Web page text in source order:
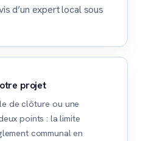
d’un expert local sous
projet
de clôture ou une
points : la limite
communal en